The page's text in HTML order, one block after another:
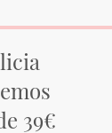
39€